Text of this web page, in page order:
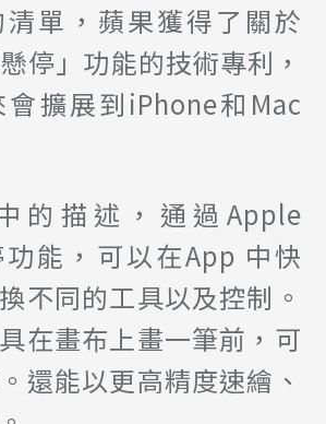
單，蘋果獲得了關於
停」功能的技術專利，
擴展到iPhone和Mac
的描述，通過Apple
能，可以在App 中快
不同的工具以及控制。
在畫布上畫一筆前，可
還能以更高精度速繪、